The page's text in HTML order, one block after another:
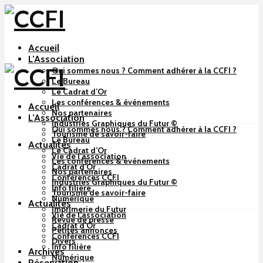
Accueil
L’Association
Qui sommes nous ? Comment adhérer à la CCFI ?
Le Bureau
Le Cadrat d’Or
Les conférences & événements
Nos partenaires
Industries Graphiques du Futur ©
Tourisme de savoir-faire
Actualités
Vie de l’association
Cadrat d’Or
Conférences CCFI
Info filière
Numérique
Imprimerie du Futur
Revue de presse
Petites annonces
Divers
Archives
Accueil
L’Association
Qui sommes nous ? Comment adhérer à la CCFI ?
Le Bureau
Le Cadrat d’Or
Les conférences & événements
Nos partenaires
Industries Graphiques du Futur ©
Tourisme de savoir-faire
Actualités
Vie de l’association
Cadrat d’Or
Conférences CCFI
Info filière
Numérique